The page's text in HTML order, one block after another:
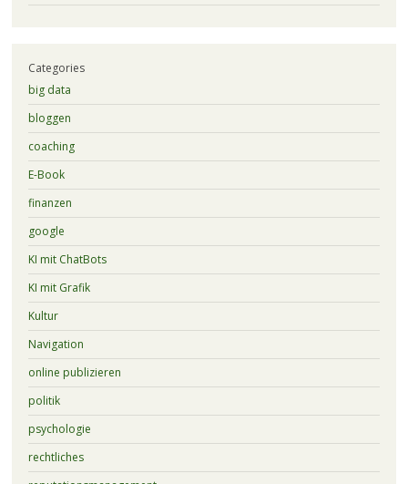
Categories
big data
bloggen
coaching
E-Book
finanzen
google
KI mit ChatBots
KI mit Grafik
Kultur
Navigation
online publizieren
politik
psychologie
rechtliches